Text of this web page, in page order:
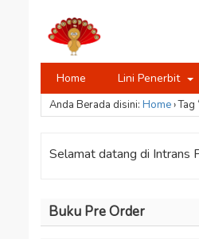
Home Lini Penerbit
Anda Berada disini: Home›Tag
Selamat datang di Intrans
Buku Pre Order